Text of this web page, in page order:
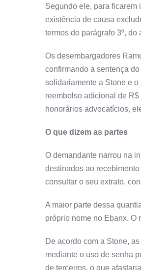
Segundo ele, para ficarem
existência de causa
termos do parágrafo 3º, do
Os desembargadores
confirmando a sentença
solidariamente a Stone e
reembolso adicional de
honorários advocatícios,
O que dizem as partes
O demandante narrou na
destinados ao
consultar o seu extrato,
A maior parte dessa
próprio nome no Ebanx. O
De acordo com a Stone,
mediante o uso de senha
de terceiros, o que